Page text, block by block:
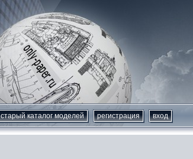
старый каталог моделей регистрация вход